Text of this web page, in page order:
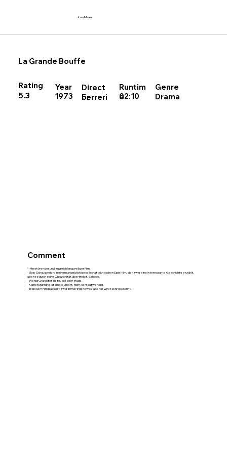
Joan Meier
La Grande Bouffe
Year
Direct
or
Runtim
e
Genre
1973
Ferreri 02:10 Drama
Rating
5.3
Comment
'- Verstörender und zugleich langweiliger Film.
- «Top-Schauspieler» in einem angeblich gesellschaftskritischen Spielfilm, der zwar eine interessante Geschichte erzählt,
aber es durch seine Obszönität übertreibt. Schade.
- Wenig Charakter-Tiefe, alle sehr träge.
- Kameraführung ist amateurhaft, nicht sehr aufwendig.
- In diesem Film passiert zwar immer irgendwas, aber er wirkt sehr gedehnt.